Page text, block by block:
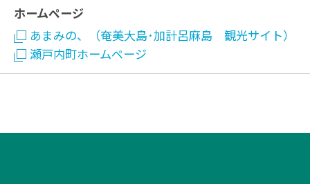
ホームページ
あまみの、（奄美大島･加計呂麻島 観光サイト）
瀬戸内町ホームページ